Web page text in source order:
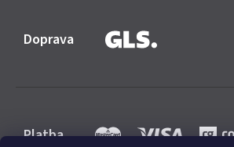
Doprava
Platba